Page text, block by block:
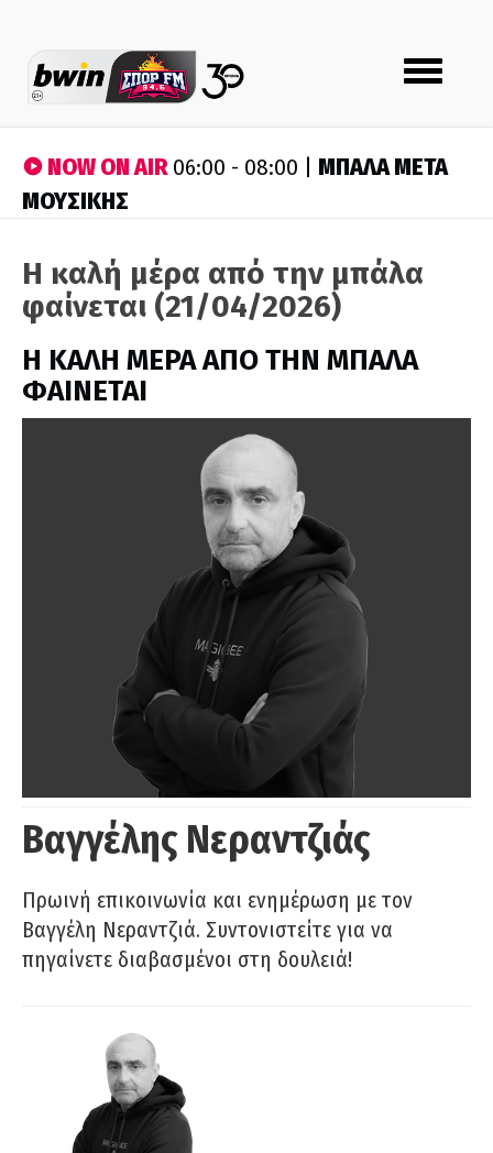
Toggle
navigation
NOW ON AIR06:00 - 08:00 | ΜΠΑΛΑ ΜΕΤΑ
ΜΟΥΣΙΚΗΣ
Η καλή μέρα από την μπάλα
φαίνεται (21/04/2026)
H ΚΑΛΗ ΜΕΡΑ ΑΠΟ ΤΗΝ ΜΠΑΛΑ
ΦΑΙΝΕΤΑΙ
Βαγγέλης Νεραντζιάς
Πρωινή επικοινωνία και ενημέρωση με τον
Βαγγέλη Νεραντζιά. Συντονιστείτε για να
πηγαίνετε διαβασμένοι στη δουλειά!